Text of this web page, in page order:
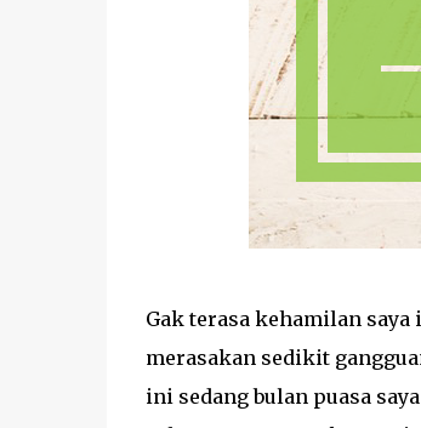
Gak terasa kehamilan
merasakan sedikit
ini sedang bulan puasa